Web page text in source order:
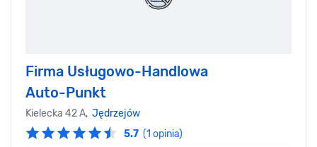
Firma Usługowo-Handlowa
Auto-Punkt
Kielecka 42 A, Jędrzejów
5.7 (1 opinia)